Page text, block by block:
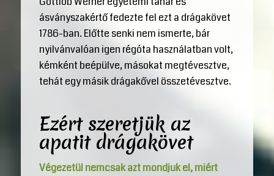
ásványszakértő fedezte fel ezt a drágakövet
1786-ban. Előtte senki nem ismerte, bár
nyilvánvalóan igen régóta használatban volt,
kémként beépülve, másokat megtévesztve,
tehát egy másik drágakővel összetévesztve.
Ezért szeretjük az
apatit drágakövet
Végezetül nemcsak azt mondjuk el, miért